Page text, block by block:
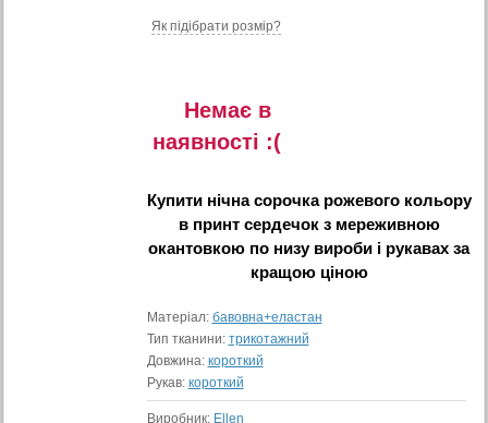
Як підібрати розмір?
Немає в
наявностi :(
Купити нічна сорочка рожевого кольору
в принт сердечок з мереживною
окантовкою по низу вироби і рукавах за
кращою ціною
Матеріал: бавовна+еластан
Тип тканини: трикотажний
Довжина: короткий
Рукав: короткий
Виробник: Ellen